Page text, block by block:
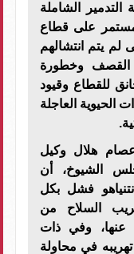
الشاملة
على قطاع
لم يتم انتشالهم
القصف وخطورة
للقطاع وقيود
الحيوية العاجلة
.
عصام هلال وكيل
الشيوخ، أن
نتنياهو فشل بكل
السلاح من
عنها، وفي ذات
في محاولة